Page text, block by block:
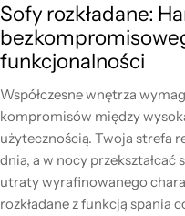
Sofy rozkładane:
funkcjonalności
Współczesne wnętrza
kompromisów między
użytecznością. Twoja strefa
dnia, a w nocy przekształcać
utraty wyrafinowanego
rozkładane z funkcją spania